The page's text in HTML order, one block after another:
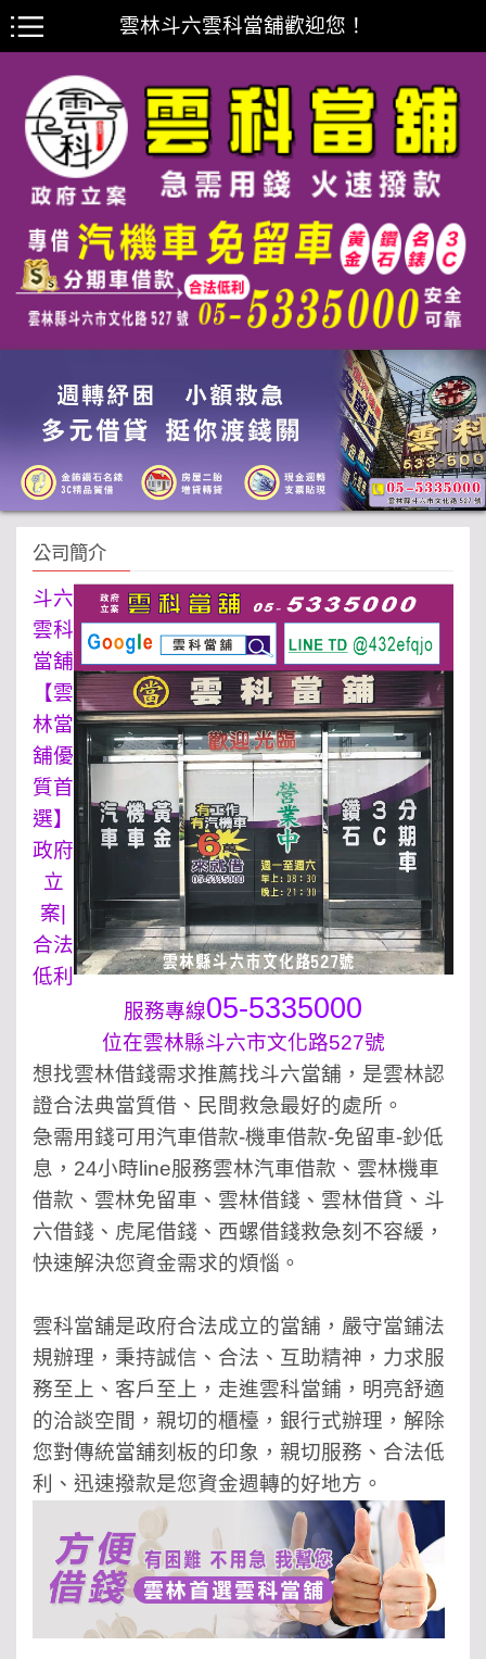
雲林斗六雲科當舖歡迎您！
公司簡介
斗六
雲科
當舖
【雲
林當
舖優
質首
選】
政府
立
案|
合法
低利
服務專線05-5335000
位在雲林縣斗六市文化路527號
想找雲林借錢需求推薦找斗六當舖，是雲林認
證合法典當質借、民間救急最好的處所。
急需用錢可用汽車借款-機車借款-免留車-鈔低
息，24小時line服務雲林汽車借款、雲林機車
借款、雲林免留車、雲林借錢、雲林借貸、斗
六借錢、虎尾借錢、西螺借錢救急刻不容緩，
快速解決您資金需求的煩惱。
雲科當舖是政府合法成立的當舖，嚴守當鋪法
規辦理，秉持誠信、合法、互助精神，力求服
務至上、客戶至上，走進雲科當鋪，明亮舒適
的洽談空間，親切的櫃檯，銀行式辦理，解除
您對傳統當舖刻板的印象，親切服務、合法低
利、迅速撥款是您資金週轉的好地方。